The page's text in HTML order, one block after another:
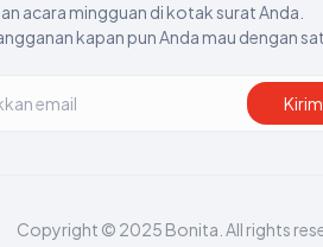
acara mingguan di kotak surat Anda.
kapan pun Anda mau dengan
Kirim
Copyright © 2025 Bonita. All rights